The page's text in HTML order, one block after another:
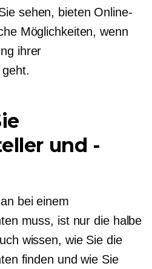
sehen, bieten Online-
Möglichkeiten, wenn
ihrer
und -
bei einem
muss, ist nur die halbe
wissen, wie Sie die
finden und wie Sie